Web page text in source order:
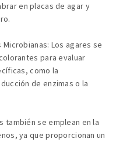
en placas de agar y
Los agares se
para evaluar
como la
de enzimas o la
también se emplean en la
ya que proporcionan un